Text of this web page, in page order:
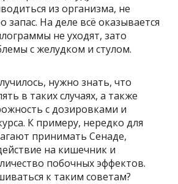
из организма, не
запас. На деле всё оказывается
не уходят, зато
с желудком и стулом.
нужно знать, что
в таких случаях, а также
с дозировками и
К примеру, нередко для
принимать Сенаде,
на кишечник и
побочных эффектов.
к таким советам?